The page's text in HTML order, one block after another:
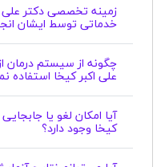
زمینه تخصصی دکتر
خدماتی توسط ایشان
چگونه از سیستم درمان از
علی اکبر کیخا استفاده
کیخا وجود دارد؟